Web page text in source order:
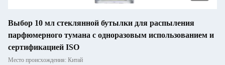
Выбор 10 мл стеклянной бутылки для распыления
парфюмерного тумана с одноразовым использованием и
сертификацией ISO
Место происхождения: Китай